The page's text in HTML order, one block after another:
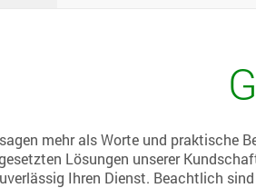
mehr als Worte und praktische
Lösungen unserer
Ihren Dienst. Beachtlich